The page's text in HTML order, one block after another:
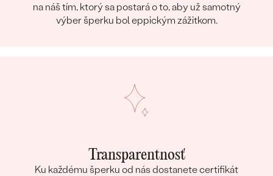
na náš tím, ktorý sa postará o to, aby už samotný
výber šperku bol eppickým zážitkom.
Transparentnosť
Ku každému šperku od nás dostanete certifikát